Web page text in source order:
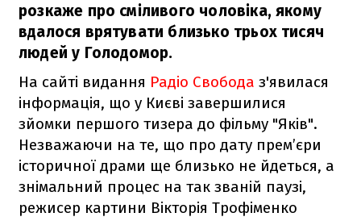
розкаже про сміливого чоловіка, якому
вдалося врятувати близько трьох тисяч
людей у Голодомор.
На сайті видання Радіо Свобода з'явилася
інформація, що у Києві завершилися
зйомки першого тизера до фільму "Яків".
Незважаючи на те, що про дату прем’єри
історичної драми ще близько не йдеться, а
знімальний процес на так званій паузі,
режисер картини Вікторія Трофіменко